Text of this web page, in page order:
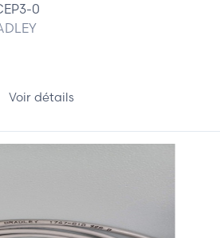
0
Voir détails